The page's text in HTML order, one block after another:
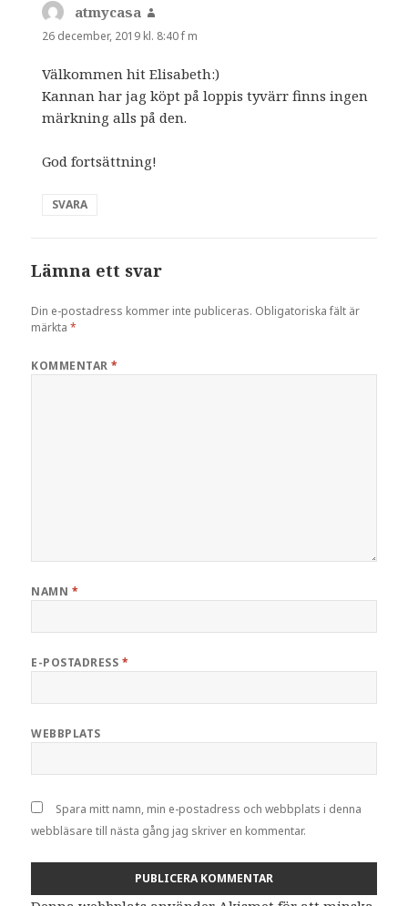
atmycasa
26 december, 2019 kl. 8:40 f m
Välkommen hit Elisabeth:)
Kannan har jag köpt på loppis tyvärr finns ingen
märkning alls på den.
God fortsättning!
SVARA
Lämna ett svar
Din e-postadress kommer inte publiceras. Obligatoriska fält är
märkta*
KOMMENTAR*
NAMN *
E-POSTADRESS *
WEBBPLATS
Spara mitt namn, min e-postadress och webbplats i denna
webbläsare till nästa gång jag skriver en kommentar.